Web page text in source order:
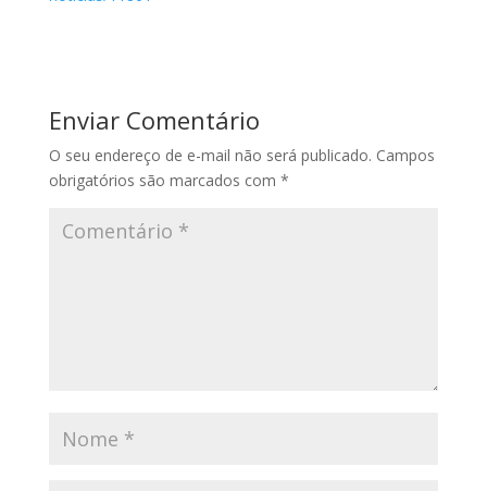
Enviar Comentário
O seu endereço de e-mail não será publicado. Campos
obrigatórios são marcados com *